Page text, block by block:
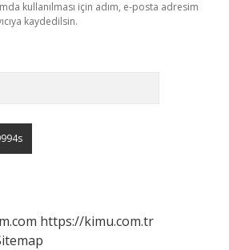
kullanılması için adım, e-posta adresim
kaydedilsin.
https://kimu.com.tr